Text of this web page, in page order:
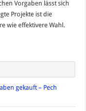
Vorgaben lässt sich
Projekte ist die
wie effektivere Wahl.
gekauft – Pech